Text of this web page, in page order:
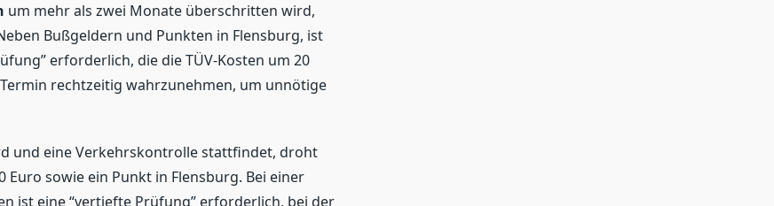
um mehr als zwei Monate überschritten wird,
Bußgeldern und Punkten in Flensburg, ist
erforderlich, die die TÜV-Kosten um 20
rechtzeitig wahrzunehmen, um unnötige
und eine Verkehrskontrolle stattfindet, droht
Euro sowie ein Punkt in Flensburg. Bei einer
ist eine “vertiefte Prüfung” erforderlich, bei der